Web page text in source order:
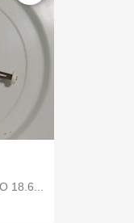
18.6...